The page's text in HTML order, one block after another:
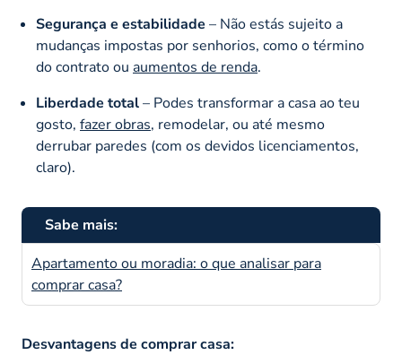
Segurança e estabilidade – Não estás sujeito a
mudanças impostas por senhorios, como o término
do contrato ou aumentos de renda.
Liberdade total– Podes transformar a casa ao teu
gosto, fazer obras, remodelar, ou até mesmo
derrubar paredes (com os devidos licenciamentos,
claro).
Sabe mais:
Apartamento ou moradia: o que analisar para
comprar casa?
Desvantagens de comprar casa: